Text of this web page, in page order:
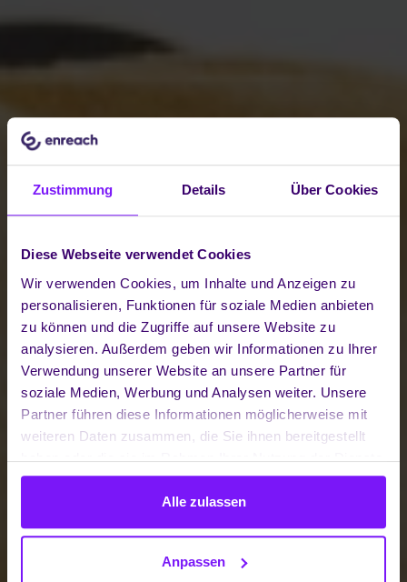
Zustimmung Details Über Cookies
Diese Webseite verwendet Cookies
Wir verwenden Cookies, um Inhalte und Anzeigen zu
personalisieren, Funktionen für soziale Medien anbieten
zu können und die Zugriffe auf unsere Website zu
analysieren. Außerdem geben wir Informationen zu Ihrer
Verwendung unserer Website an unsere Partner für
soziale Medien, Werbung und Analysen weiter. Unsere
Partner führen diese Informationen möglicherweise mit
weiteren Daten zusammen, die Sie ihnen bereitgestellt
haben oder die sie im Rahmen Ihrer Nutzung der Dienste
gesammelt haben.
Alle zulassen
Anpassen